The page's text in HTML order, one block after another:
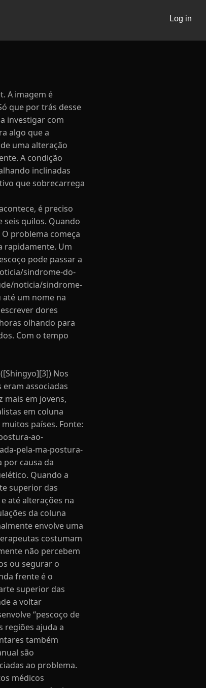
Log in
A imagem é
que por trás desse
investigar com
algo que a
uma alteração
A condição
inclinadas
que sobrecarrega
é preciso
seis quilos. Quando
problema começa
rapidamente. Um
pode passar a
sindrome-do-
noticia/sindrome-
até um nome na
dores
olhando para
Com o tempo
Nos
associadas
mais em jovens,
em coluna
países. Fonte:
ao-
pela-ma-postura-
por causa da
Quando a
superior das
até alterações na
da coluna
envolve uma
costumam
não percebem
ou segurar o
frente é o
superior das
a voltar
“pescoço de
regiões ajuda a
também
são
ao problema.
médicos